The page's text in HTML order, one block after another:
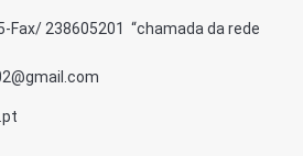
238605201 “chamada da rede